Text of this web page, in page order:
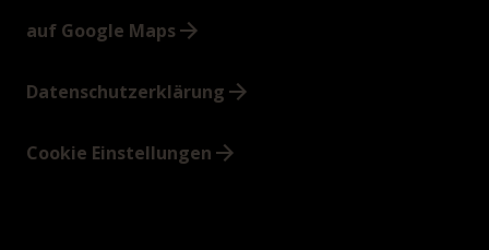
auf Google Maps
Datenschutzerklärung
Cookie Einstellungen